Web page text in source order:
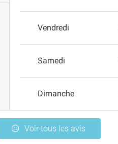
Vendredi
Samedi
Dimanche
Voir tous les avis